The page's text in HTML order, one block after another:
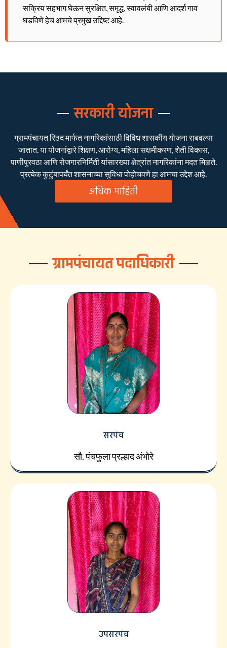
सक्रिय सहभाग घेऊन सुरक्षित, समृद्ध, स्वावलंबी आणि आदर्श गाव
घडविणे हेच आमचे प्रमुख उद्दिष्ट आहे.
सरकारी योजना
ग्रामपंचायत रिठद मार्फत नागरिकांसाठी विविध शासकीय योजना राबवल्या
जातात. या योजनांद्वारे शिक्षण, आरोग्य, महिला सक्षमीकरण, शेती विकास,
पाणीपुरवठा आणि रोजगारनिर्मिती यांसारख्या क्षेत्रांत नागरिकांना मदत मिळते.
प्रत्येक कुटुंबापर्यंत शासनाच्या सुविधा पोहोचवणे हा आमचा उद्देश आहे.
अधिक माहिती
ग्रामपंचायत पदाधिकारी
सरपंच
सौ. पंचफुला प्रल्हाद अंभोरे
उपसरपंच